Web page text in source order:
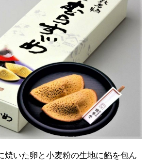
焼いた卵と小麦粉の生地に餡を包ん